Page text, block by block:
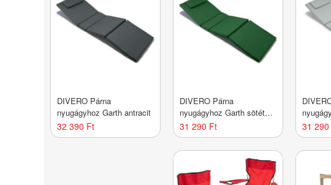
DIVERO Párna
nyugágyhoz Garth antracit
32 390 Ft
DIVERO Párna
nyugágyhoz Garth sötét
zöld
31 290 Ft
világos
31